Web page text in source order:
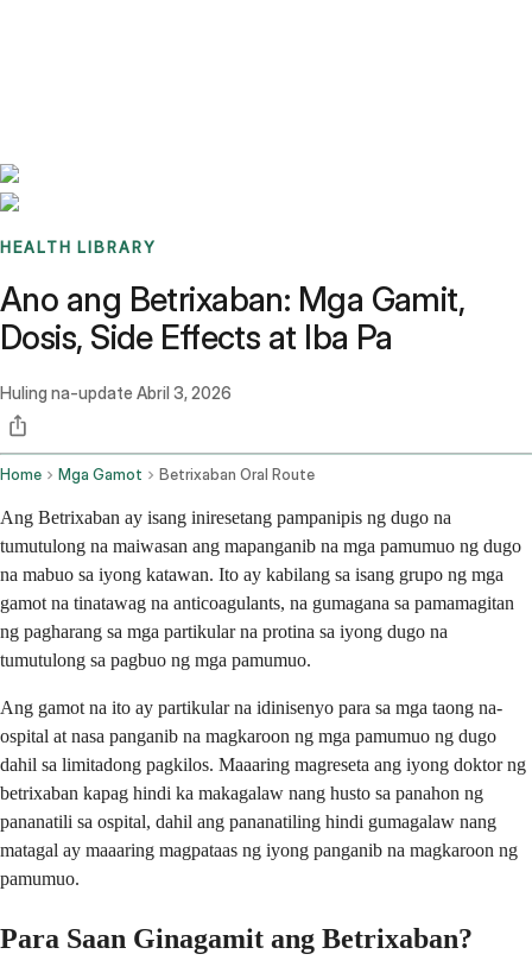
HEALTH LIBRARY
Ano ang Betrixaban: Mga Gamit,
Dosis, Side Effects at Iba Pa
Huling na-update Abril 3, 2026
Home Mga Gamot Betrixaban Oral Route
Ang Betrixaban ay isang iniresetang pampanipis ng dugo na
tumutulong na maiwasan ang mapanganib na mga pamumuo ng dugo
na mabuo sa iyong katawan. Ito ay kabilang sa isang grupo ng mga
gamot na tinatawag na anticoagulants, na gumagana sa pamamagitan
ng pagharang sa mga partikular na protina sa iyong dugo na
tumutulong sa pagbuo ng mga pamumuo.
Ang gamot na ito ay partikular na idinisenyo para sa mga taong na-
ospital at nasa panganib na magkaroon ng mga pamumuo ng dugo
dahil sa limitadong pagkilos. Maaaring magreseta ang iyong doktor ng
betrixaban kapag hindi ka makagalaw nang husto sa panahon ng
pananatili sa ospital, dahil ang pananatiling hindi gumagalaw nang
matagal ay maaaring magpataas ng iyong panganib na magkaroon ng
pamumuo.
Para Saan Ginagamit ang Betrixaban?